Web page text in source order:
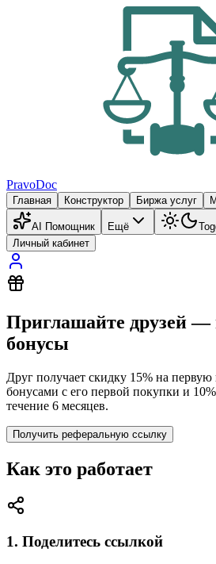
PravoDoc
Главная Конструктор Биржа услуг
AI Помощник Ещё
Личный кабинет
Приглашайте друзей —
бонусы
Друг получает скидку 15% на
бонусами с его первой покупки и 10
течение 6 месяцев.
Получить реферальную ссылку
Как это работает
1. Поделитесь ссылкой